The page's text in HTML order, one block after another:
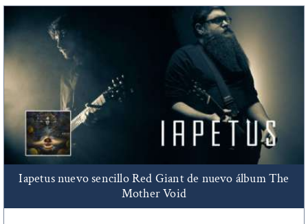
Iapetus nuevo sencillo Red Giant de nuevo álbum The
Mother Void